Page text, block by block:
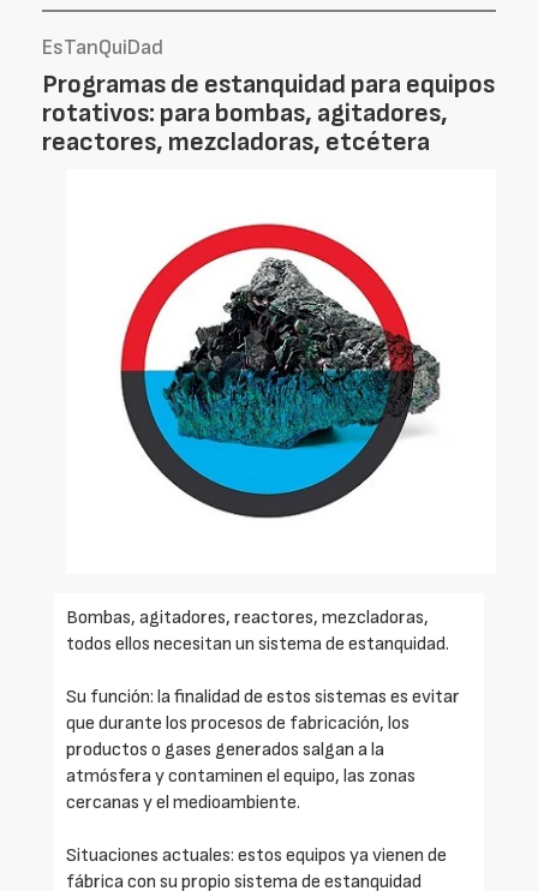
EsTanQuiDad
Programas de estanquidad para equipos
rotativos: para bombas, agitadores,
reactores, mezcladoras, etcétera
Bombas, agitadores, reactores, mezcladoras,
todos ellos necesitan un sistema de estanquidad.
Su función: la finalidad de estos sistemas es evitar
que durante los procesos de fabricación, los
productos o gases generados salgan a la
atmósfera y contaminen el equipo, las zonas
cercanas y el medioambiente.
Situaciones actuales: estos equipos ya vienen de
fábrica con su propio sistema de estanquidad